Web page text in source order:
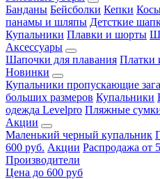
Банданы Бейсболки Кепки
панамы и шляпы Детсткие
Купальники Плавки и шорты
Аксессуары
Шапочки для плавания Платки
Новинки
Купальники пропускающие
больших размеров Купальники
одежда Levelpro Пляжные
Акции
Маленький черный купальник
600 руб. Акции Распродажа от
Производители
Цена до 600 руб